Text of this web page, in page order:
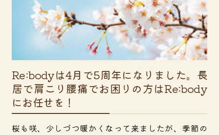
Re:bodyは4月で5周年になりました。長
居で肩こり腰痛でお困りの方はRe:body
にお任せを！
桜も咲、少しづつ暖かくなって来ましたが、季節の